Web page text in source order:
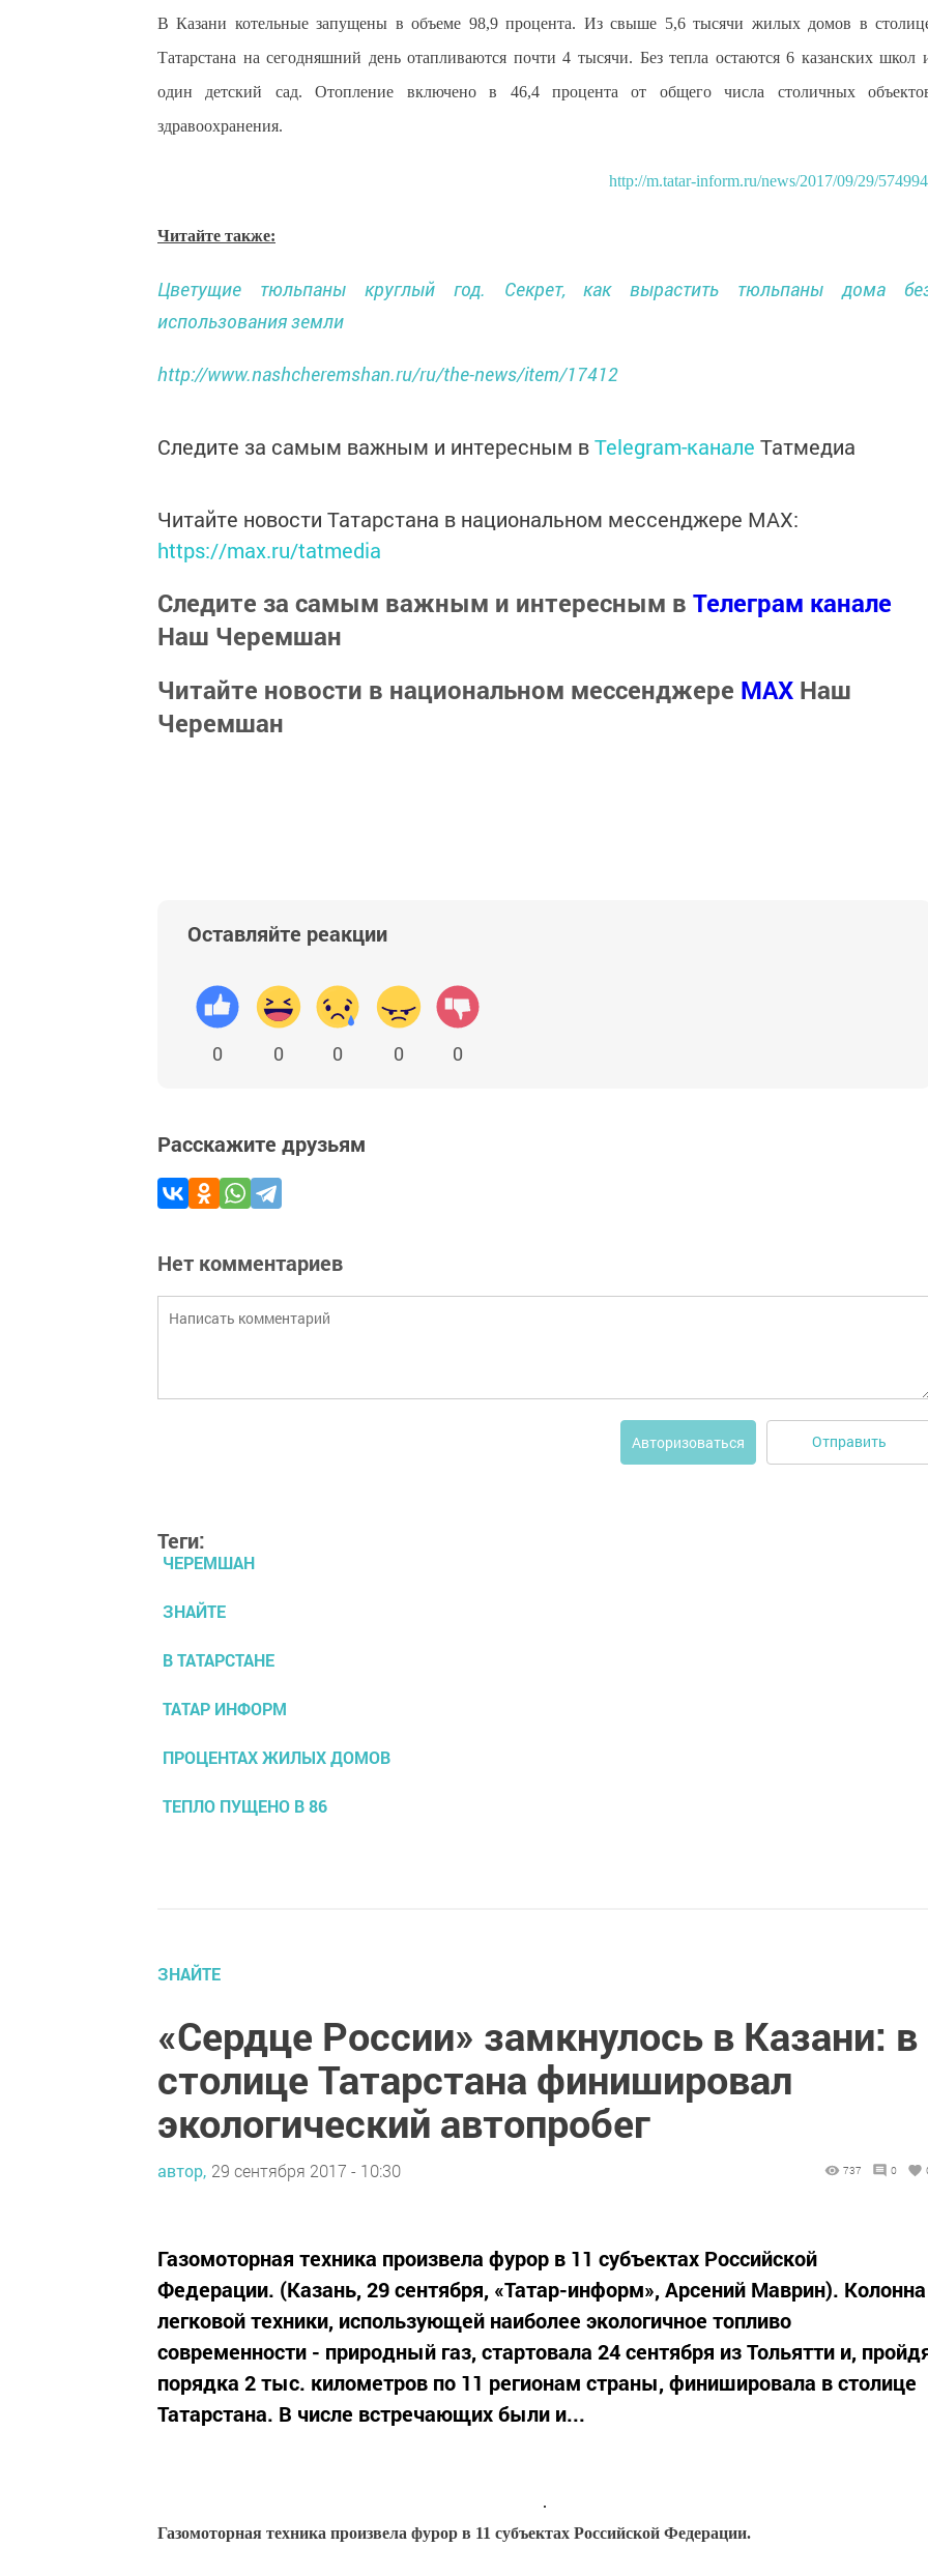
В Казани котельные запущены в объеме 98,9 процента. Из свыше 5,6 тысячи жилых домов в
Татарстана на сегодняшний день отапливаются почти 4 тысячи. Без тепла остаются 6 казанских школ
один детский сад. Отопление включено в 46,4 процента от общего числа столичных
здравоохранения.
http://m.tatar-inform.ru/news/2017/09/29/
Читайте также:
Цветущие тюльпаны круглый год. Секрет, как вырастить тюльпаны дома
использования земли
http://www.nashcheremshan.ru/ru/the-news/item/17412
Следите за самым важным и интересным вTelegram-канале Татмедиа
Читайте новости Татарстана в национальном мессенджере MАХ:
https://max.ru/tatmedia
Следите за самым важным и интересным в Телеграм канале
Наш Черемшан
Читайте новости в национальном мессенджере MАХ Наш
Черемшан
Оставляйте реакции
0 0 0 0 0
Расскажите друзьям
Нет комментариев
Авторизоваться Отправить
Теги:
ЧЕРЕМШАН
ЗНАЙТЕ
В ТАТАРСТАНЕ
ТАТАР ИНФОРМ
ПРОЦЕНТАХ ЖИЛЫХ ДОМОВ
ТЕПЛО ПУЩЕНО В 86
ЗНАЙТЕ
«Сердце России» замкнулось в Казани: в
столице Татарстана финишировал
экологический автопробег
автор, 29 сентября 2017 - 10:30 737 0
Газомоторная техника произвела фурор в 11 субъектах Российской
Федерации. (Казань, 29 сентября, «Татар-информ», Арсений Маврин). Колонна
легковой техники, использующей наиболее экологичное топливо
современности - природный газ, стартовала 24 сентября из Тольятти и,
порядка 2 тыс. километров по 11 регионам страны, финишировала в столице
Татарстана. В числе встречающих были и...
Газомоторная техника произвела фурор в 11 субъектах Российской Федерации.